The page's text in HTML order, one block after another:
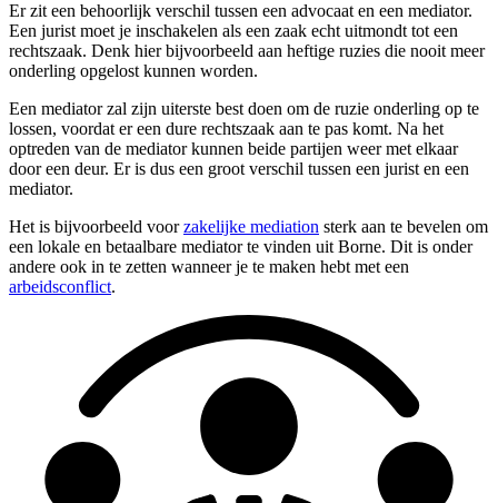
Er zit een behoorlijk verschil tussen een advocaat en een mediator.
Een jurist moet je inschakelen als een zaak echt uitmondt tot een
rechtszaak. Denk hier bijvoorbeeld aan heftige ruzies die nooit meer
onderling opgelost kunnen worden.
Een mediator zal zijn uiterste best doen om de ruzie onderling op te
lossen, voordat er een dure rechtszaak aan te pas komt. Na het
optreden van de mediator kunnen beide partijen weer met elkaar
door een deur. Er is dus een groot verschil tussen een jurist en een
mediator.
Het is bijvoorbeeld voorzakelijke mediation sterk aan te bevelen om
een lokale en betaalbare mediator te vinden uit Borne. Dit is onder
andere ook in te zetten wanneer je te maken hebt met een
arbeidsconflict.